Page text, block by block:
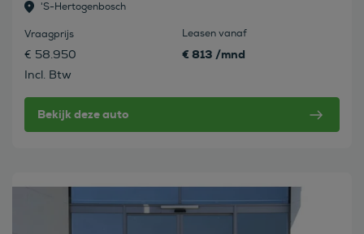
's-Hertogenbosch
Vraagprijs
€ 58.950
Incl. Btw
Leasen vanaf
€ 813 /mnd
Bekijk deze auto
Bekijk deze auto